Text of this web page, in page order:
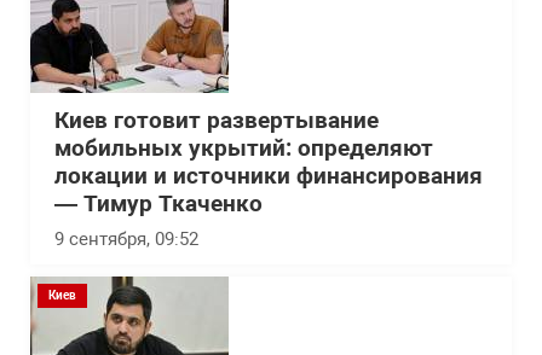
Киев готовит развертывание
мобильных укрытий: определяют
локации и источники финансирования
— Тимур Ткаченко
9 сентября, 09:52
Киев